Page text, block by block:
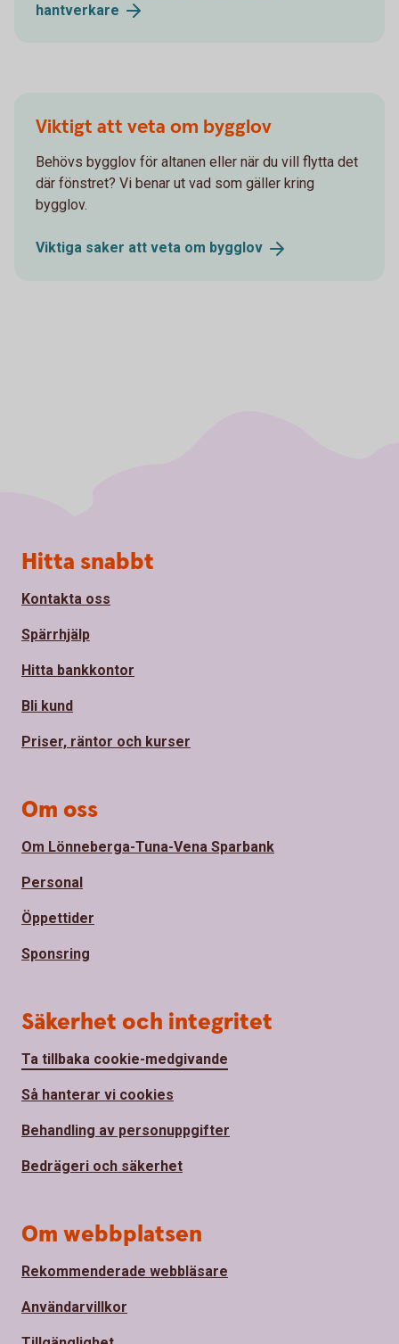
hantverkare
Viktigt att veta om bygglov
Behövs bygglov för altanen eller när du vill flytta det
där fönstret? Vi benar ut vad som gäller kring
bygglov.
Viktiga saker att veta om bygglov
Sidfot
Hitta snabbt
Kontakta oss
Spärrhjälp
Hitta bankkontor
Bli kund
Priser, räntor och kurser
Om oss
Om Lönneberga-Tuna-Vena Sparbank
Personal
Öppettider
Sponsring
Säkerhet och integritet
Ta tillbaka cookie-medgivande
Så hanterar vi cookies
Behandling av personuppgifter
Bedrägeri och säkerhet
Om webbplatsen
Rekommenderade webbläsare
Användarvillkor